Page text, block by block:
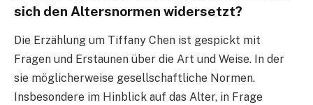
sich den Altersnormen widersetzt?
Die Erzählung um Tiffany Chen ist gespickt mit
Fragen und Erstaunen über die Art und Weise. In der
sie möglicherweise gesellschaftliche Normen.
Insbesondere im Hinblick auf das Alter, in Frage